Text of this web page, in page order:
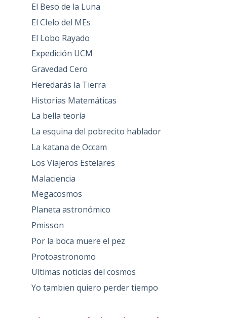
El Beso de la Luna
El CIelo del MEs
El Lobo Rayado
Expedición UCM
Gravedad Cero
Heredarás la Tierra
Historias Matemáticas
La bella teoría
La esquina del pobrecito hablador
La katana de Occam
Los Viajeros Estelares
Malaciencia
Megacosmos
Planeta astronómico
Pmisson
Por la boca muere el pez
Protoastronomo
Ultimas noticias del cosmos
Yo tambien quiero perder tiempo